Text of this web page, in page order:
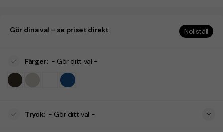
Gör dina val – se priset direkt Nollställ
Färger: - Gör ditt val -
Tryck: - Gör ditt val -